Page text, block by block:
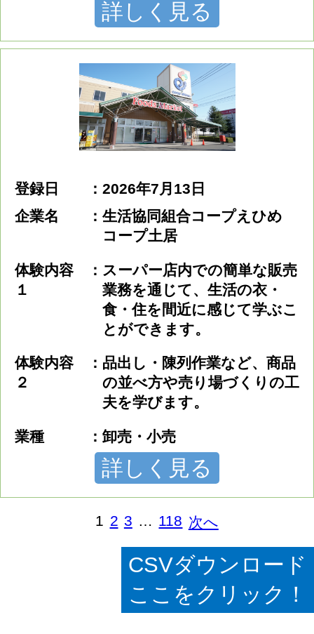
詳しく見る
登録日
2026年7月13日
企業名
生活協同組合コープえひめ
コープ土居
体験内容
１
スーパー店内での簡単な販売
業務を通じて、生活の衣・
食・住を間近に感じて学ぶこ
とができます。
体験内容
２
品出し・陳列作業など、商品
の並べ方や売り場づくりの工
夫を学びます。
業種 卸売・小売
詳しく見る
1 2 3 … 118 次へ
CSVダウンロード
ここをクリック！